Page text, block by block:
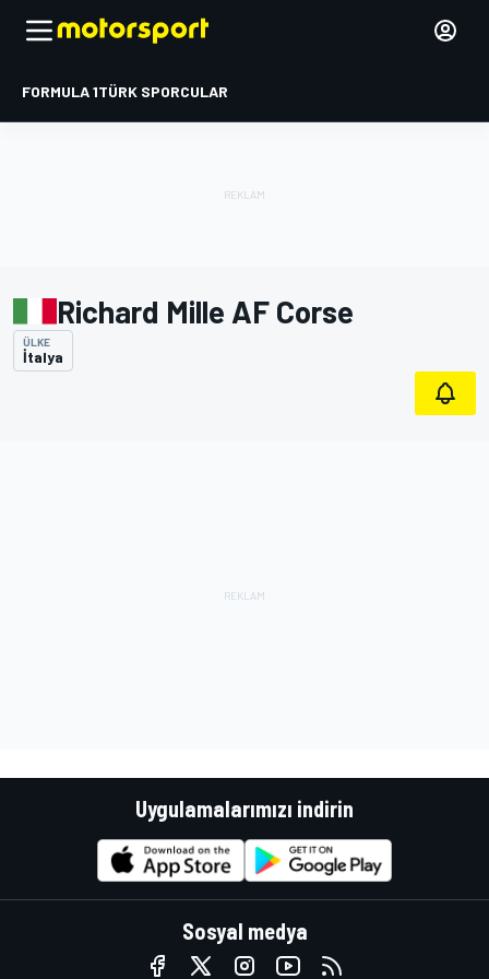
FORMULA 1TÜRK SPORCULAR
Richard Mille AF Corse
ÜLKE
İtalya
Uygulamalarımızı indirin
Sosyal medya